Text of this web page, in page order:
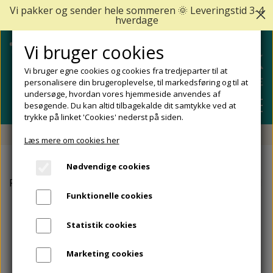
SHOP
FODCREMER
NEGLESVAMP
REDSKABER TIL FODPLEJE OG NEGLEPLEJE
FODFILE OG FODHØVLE
SÅLER, FODINDLÆG OG AFLASTNINGER
FODPROBLEMER
APOFYSITIS CALCANEI/SEVERS SYNDROM
REJSESTØRRELSER
MÆRKER
Fri fragt fra 499 DKK - Levering 1-2 hverdage
Forside
Vi bruger cookies
Vi bruger egne cookies og cookies fra tredjeparter til at
personalisere din brugeroplevelse, til markedsføring og til at
undersøge, hvordan vores hjemmeside anvendes af
besøgende. Du kan altid tilbagekalde dit samtykke ved at
trykke på linket 'Cookies' nederst på siden.
Læs mere om cookies her
Nødvendige cookies
Funktionelle cookies
Statistik cookies
Marketing cookies
Vi pakker og sender hele sommeren 🌞 Leveringstid 3-4
hverdage